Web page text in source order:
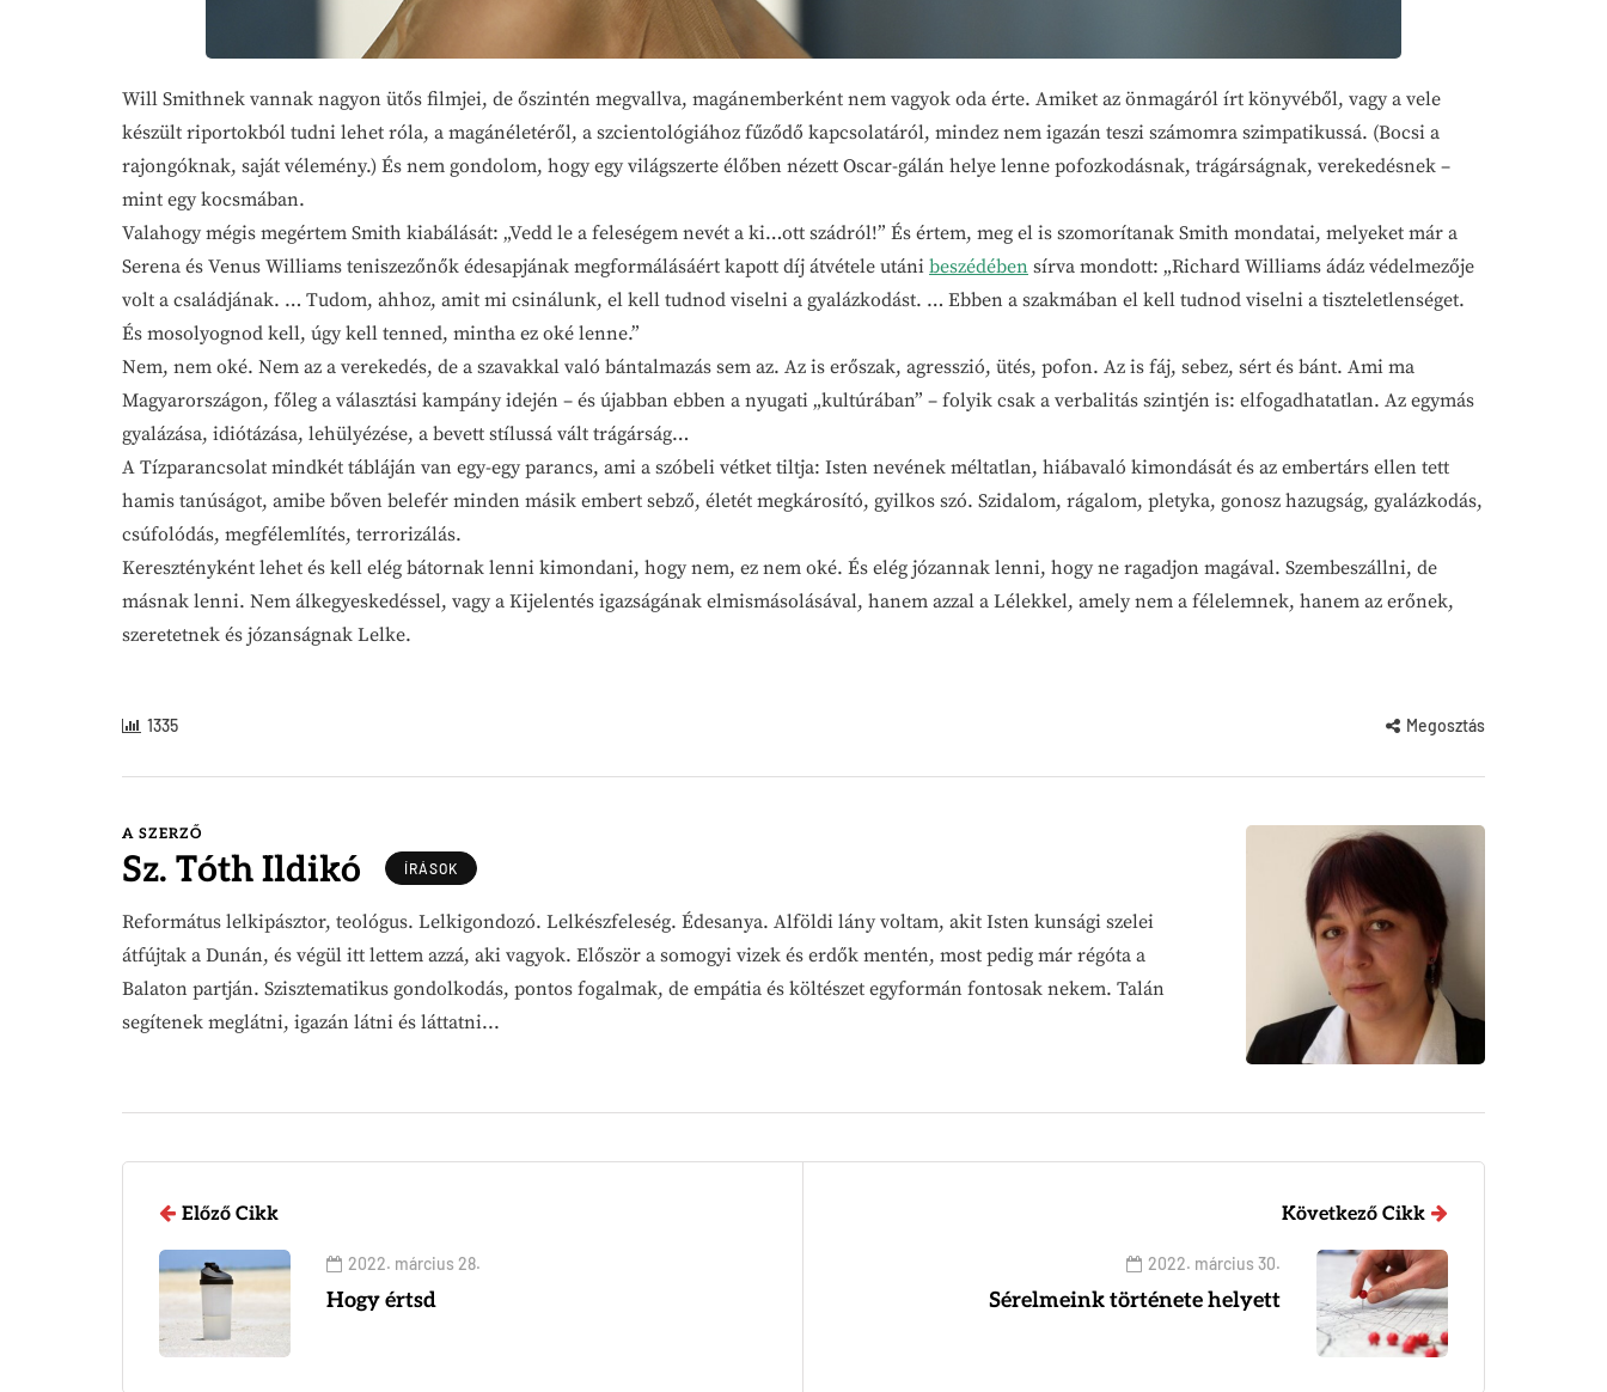
Will Smithnek vannak nagyon ütős filmjei, de őszintén megvallva, magánemberként nem vagyok oda érte. Amiket az önmagáról írt könyvéből, vagy a vele
készült riportokból tudni lehet róla, a magánéletéről, a szcientológiához fűződő kapcsolatáról, mindez nem igazán teszi számomra szimpatikussá. (Bocsi a
rajongóknak, saját vélemény.) És nem gondolom, hogy egy világszerte élőben nézett Oscar-gálán helye lenne pofozkodásnak, trágárságnak, verekedésnek –
mint egy kocsmában.
Valahogy mégis megértem Smith kiabálását: „Vedd le a feleségem nevét a ki…ott szádról!” És értem, meg el is szomorítanak Smith mondatai, melyeket már a
Serena és Venus Williams teniszezőnők édesapjának megformálásáért kapott díj átvétele utáni beszédében sírva mondott: „Richard Williams ádáz védelmezője
volt a családjának. … Tudom, ahhoz, amit mi csinálunk, el kell tudnod viselni a gyalázkodást. … Ebben a szakmában el kell tudnod viselni a tiszteletlenséget.
És mosolyognod kell, úgy kell tenned, mintha ez oké lenne.”
Nem, nem oké. Nem az a verekedés, de a szavakkal való bántalmazás sem az. Az is erőszak, agresszió, ütés, pofon. Az is fáj, sebez, sért és bánt. Ami ma
Magyarországon, főleg a választási kampány idején – és újabban ebben a nyugati „kultúrában” – folyik csak a verbalitás szintjén is: elfogadhatatlan. Az egymás
gyalázása, idiótázása, lehülyézése, a bevett stílussá vált trágárság…
A Tízparancsolat mindkét tábláján van egy-egy parancs, ami a szóbeli vétket tiltja: Isten nevének méltatlan, hiábavaló kimondását és az embertárs ellen tett
hamis tanúságot, amibe bőven belefér minden másik embert sebző, életét megkárosító, gyilkos szó. Szidalom, rágalom, pletyka, gonosz hazugság, gyalázkodás,
csúfolódás, megfélemlítés, terrorizálás.
Keresztényként lehet és kell elég bátornak lenni kimondani, hogy nem, ez nem oké. És elég józannak lenni, hogy ne ragadjon magával. Szembeszállni, de
másnak lenni. Nem álkegyeskedéssel, vagy a Kijelentés igazságának elmismásolásával, hanem azzal a Lélekkel, amely nem a félelemnek, hanem az erőnek,
szeretetnek és józanságnak Lelke.
1335 Megosztás
A SZERZŐ
Sz. Tóth Ildikó ÍRÁSOK
Református lelkipásztor, teológus. Lelkigondozó. Lelkészfeleség. Édesanya. Alföldi lány voltam, akit Isten kunsági szelei
átfújtak a Dunán, és végül itt lettem azzá, aki vagyok. Először a somogyi vizek és erdők mentén, most pedig már régóta a
Balaton partján. Szisztematikus gondolkodás, pontos fogalmak, de empátia és költészet egyformán fontosak nekem. Talán
segítenek meglátni, igazán látni és láttatni...
Előző Cikk
2022. március 28.
Hogy értsd
Következő Cikk
2022. március 30.
Sérelmeink története helyett